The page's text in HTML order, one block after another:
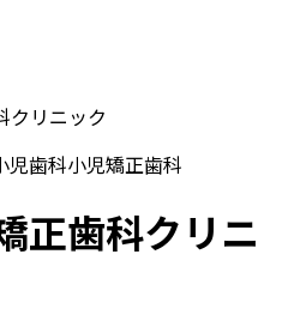
クリニック
児歯科小児矯正歯科
正歯科クリニ